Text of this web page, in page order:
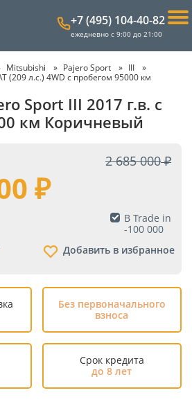
+7 (495) 104-40-82
ежедневно с 9:00 до 21:00
Mitsubishi Pajero Sport
III
(209 л.с.) 4WD с пробегом 95000 км
Sport III 2017 г.в. с
км Коричневый
2 685 000
В Trade in
-100 000
Добавить в избранное
Без первоначального
взноса
Срок кредита
до 8 лет